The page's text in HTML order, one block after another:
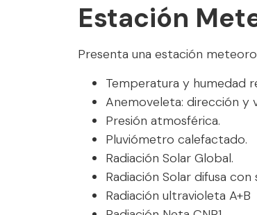
Estación
Presenta una estación
Temperatura y humedad
Anemoveleta: dirección y
Presión atmosférica.
Pluviómetro calefactado.
Radiación Solar Global.
Radiación Solar difusa
Radiación ultravioleta A+B